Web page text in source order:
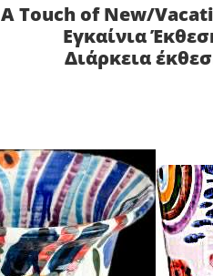
A Touch of New/
Εγκαίνια
Διάρκεια